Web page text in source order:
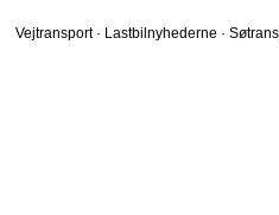
Vejtransport · Lastbilnyhederne ·